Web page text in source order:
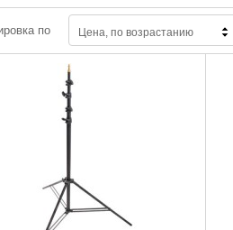
по Цена, по возрастанию